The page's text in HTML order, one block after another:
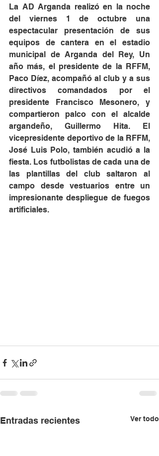
La AD Arganda realizó en la noche
del viernes 1 de octubre una
espectacular presentación de sus
equipos de cantera en el estadio
municipal de Arganda del Rey, Un
año más, el presidente de la RFFM,
Paco Díez, acompañó al club y a sus
directivos comandados por el
presidente Francisco Mesonero, y
compartieron palco con el alcalde
argandeño, Guillermo Hita. El
vicepresidente deportivo de la RFFM,
José Luis Polo, también acudió a la
fiesta. Los futbolistas de cada una de
las plantillas del club saltaron al
campo desde vestuarios entre un
impresionante despliegue de fuegos
artificiales.
Entradas recientes Ver todo